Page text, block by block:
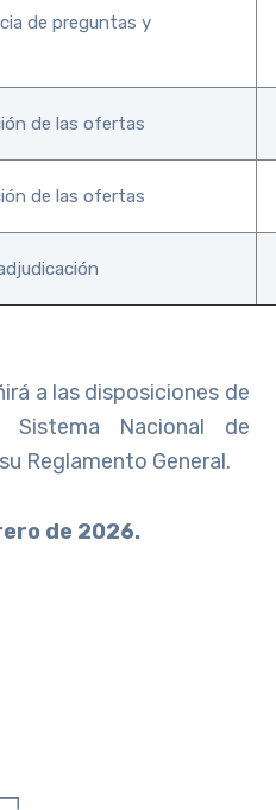
de preguntas y
de las ofertas
de las ofertas
a las disposiciones de
Nacional de
Reglamento General.
de 2026.